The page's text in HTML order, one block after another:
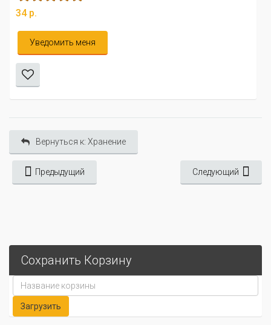
34 р.
Уведомить меня
Вернуться к: Хранение
Предыдущий Следующий
Сохранить Корзину